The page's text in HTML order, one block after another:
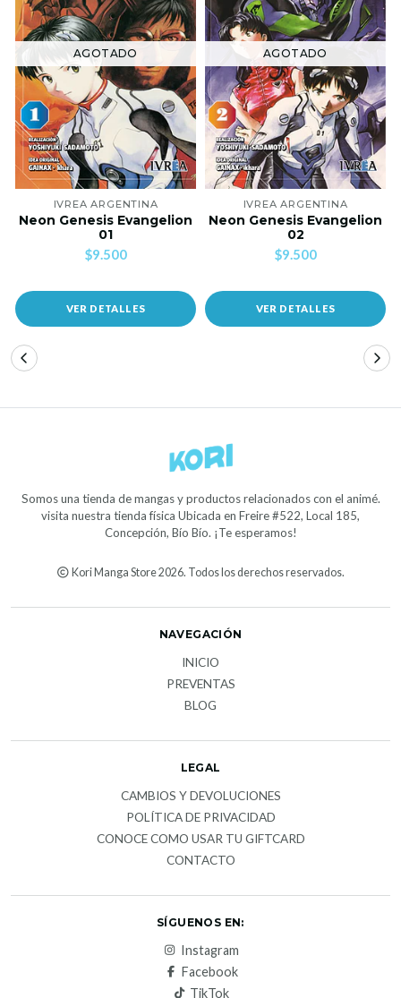
AGOTADO
IVREA ARGENTINA
Neon Genesis Evangelion
01
$9.500
VER DETALLES
AGOTADO
IVREA ARGENTINA
Neon Genesis Evangelion
02
$9.500
VER DETALLES
Somos una tienda de mangas y productos relacionados con el animé.
visita nuestra tienda física Ubicada en Freire #522, Local 185,
Concepción, Bío Bío. ¡Te esperamos!
Kori Manga Store 2026. Todos los derechos reservados.
NAVEGACIÓN
INICIO
PREVENTAS
BLOG
LEGAL
CAMBIOS Y DEVOLUCIONES
POLÍTICA DE PRIVACIDAD
CONOCE COMO USAR TU GIFTCARD
CONTACTO
SÍGUENOS EN:
Instagram
Facebook
TikTok